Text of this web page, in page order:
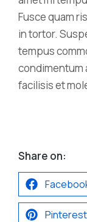
Fusce quam
in tortor.
tempus
condimentum
facilisis et
Share on:
Pinterest